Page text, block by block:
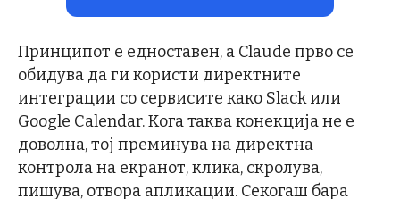
Принципот е едноставен, а Claude прво се
обидува да ги користи директните
интеграции со сервисите како Slack или
Google Calendar. Кога таква конекција не е
доволна, тој преминува на директна
контрола на екранот, клика, скролува,
пишува, отвора апликации. Секогаш бара